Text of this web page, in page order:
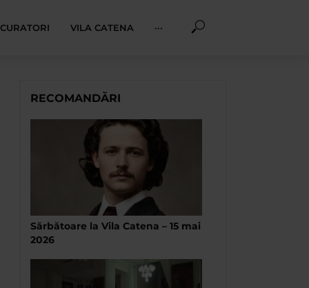
VILA CATENA ···
RECOMANDĂRI
Sărbătoare la Vila Catena – 15 mai
2026